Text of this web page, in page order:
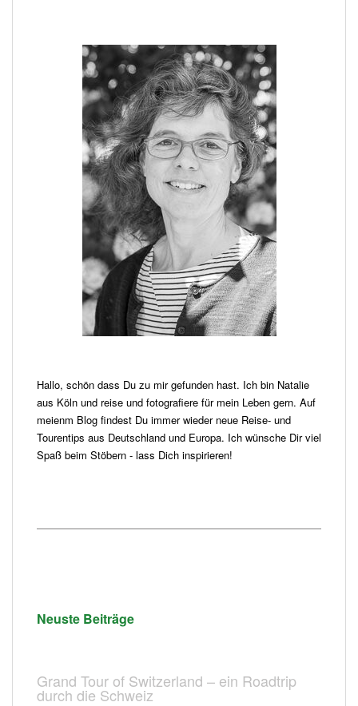
Hallo, schön dass Du zu mir gefunden hast. Ich bin Natalie
aus Köln und reise und fotografiere für mein Leben gern. Auf
meienm Blog findest Du immer wieder neue Reise- und
Tourentips aus Deutschland und Europa. Ich wünsche Dir viel
Spaß beim Stöbern - lass Dich inspirieren!
Neuste Beiträge
Grand Tour of Switzerland – ein Roadtrip
durch die Schweiz